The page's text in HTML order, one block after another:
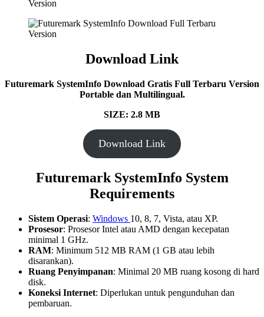
Download Link
Futuremark SystemInfo Download Gratis Full Terbaru Version
Portable dan Multilingual.
SIZE: 2.8 MB
Download Link
Futuremark SystemInfo System
Requirements
Sistem Operasi: Windows 10, 8, 7, Vista, atau XP.
Prosesor: Prosesor Intel atau AMD dengan kecepatan
minimal 1 GHz.
RAM: Minimum 512 MB RAM (1 GB atau lebih
disarankan).
Ruang Penyimpanan: Minimal 20 MB ruang kosong di hard
disk.
Koneksi Internet: Diperlukan untuk pengunduhan dan
pembaruan.